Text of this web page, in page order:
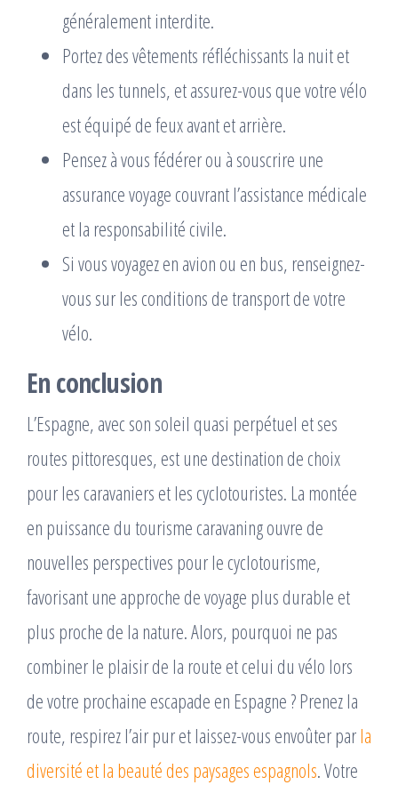
généralement interdite.
Portez des vêtements réfléchissants la nuit et
dans les tunnels, et assurez-vous que votre vélo
est équipé de feux avant et arrière.
Pensez à vous fédérer ou à souscrire une
assurance voyage couvrant l’assistance médicale
et la responsabilité civile.
Si vous voyagez en avion ou en bus, renseignez-
vous sur les conditions de transport de votre
vélo.
En conclusion
L’Espagne, avec son soleil quasi perpétuel et ses
routes pittoresques, est une destination de choix
pour les caravaniers et les cyclotouristes. La montée
en puissance du tourisme caravaning ouvre de
nouvelles perspectives pour le cyclotourisme,
favorisant une approche de voyage plus durable et
plus proche de la nature. Alors, pourquoi ne pas
combiner le plaisir de la route et celui du vélo lors
de votre prochaine escapade en Espagne ? Prenez la
route, respirez l’air pur et laissez-vous envoûter parla
diversité et la beauté des paysages espagnols. Votre